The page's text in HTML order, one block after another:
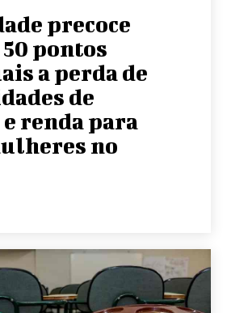
precoce
pontos
a perda de
de
renda para
no